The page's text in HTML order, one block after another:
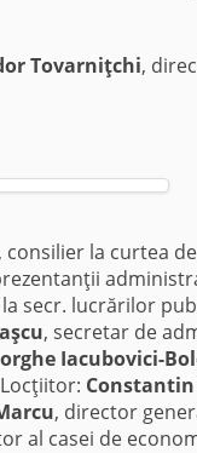
Tovarniţchi,
, consilier la curtea
secr. lucrărilor
, secretar de
Iacubovici-
, director
al casei de